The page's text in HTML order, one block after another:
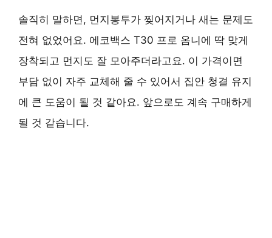
솔직히 말하면, 먼지봉투가 찢어지거나 새는 문제도
전혀 없었어요. 에코백스 T30 프로 옴니에 딱 맞게
장착되고 먼지도 잘 모아주더라고요. 이 가격이면
부담 없이 자주 교체해 줄 수 있어서 집안 청결 유지
에 큰 도움이 될 것 같아요. 앞으로도 계속 구매하게
될 것 같습니다.